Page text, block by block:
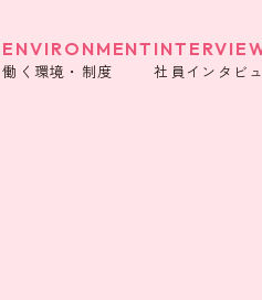
ENVIRONMENT
働く環境・制度 社員インタビ